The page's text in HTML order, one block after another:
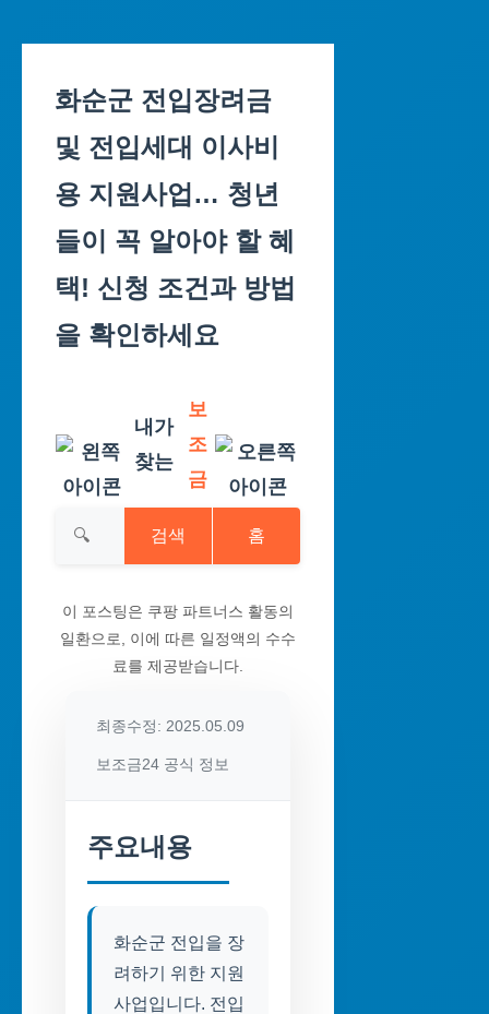
content
화순군 전입장려금
및 전입세대 이사비
용 지원사업… 청년
들이 꼭 알아야 할 혜
택! 신청 조건과 방법
을 확인하세요
내가
찾는
보
조
금
검색 홈
이 포스팅은 쿠팡 파트너스 활동의
일환으로, 이에 따른 일정액의 수수
료를 제공받습니다.
최종수정: 2025.05.09
보조금24 공식 정보
주요내용
화순군 전입을 장
려하기 위한 지원
사업입니다. 전입